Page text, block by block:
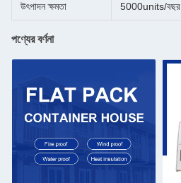
উৎপাদন ক্ষমতা 5000units/বছর
পণ্যের বর্ণনা